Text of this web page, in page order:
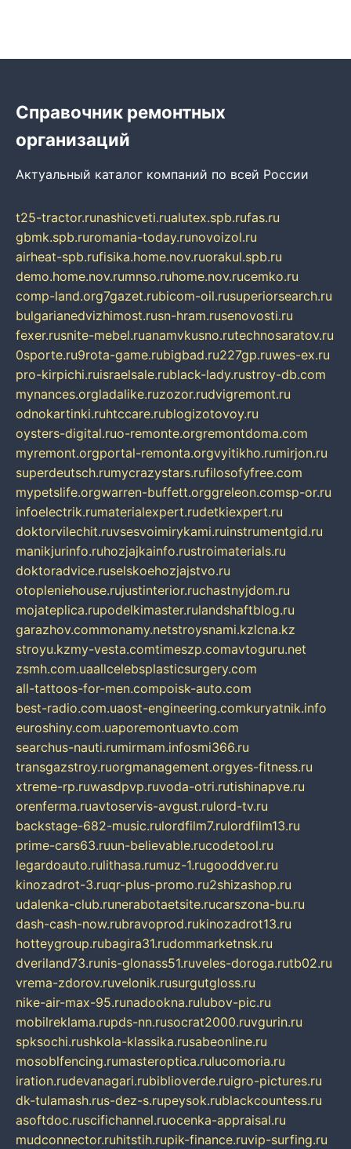
Справочник ремонтных
организаций
Актуальный каталог компаний по всей России
t25-tractor.runashicveti.rualutex.spb.rufas.ru
gbmk.spb.ruromania-today.runovoizol.ru
airheat-spb.rufisika.home.nov.ruorakul.spb.ru
demo.home.nov.rumnso.ruhome.nov.rucemko.ru
comp-land.org7gazet.rubicom-oil.rusuperiorsearch.ru
bulgarianedvizhimost.rusn-hram.rusenovosti.ru
fexer.rusnite-mebel.ruanamvkusno.rutechnosaratov.ru
0sporte.ru9rota-game.rubigbad.ru227gp.ruwes-ex.ru
pro-kirpichi.ruisraelsale.rublack-lady.rustroy-db.com
mynances.orgladalike.ruzozor.rudvigremont.ru
odnokartinki.ruhtccare.rublogizotovoy.ru
oysters-digital.ruo-remonte.orgremontdoma.com
myremont.orgportal-remonta.orgvyitikho.rumirjon.ru
superdeutsch.rumycrazystars.rufilosofyfree.com
mypetslife.orgwarren-buffett.orggreleon.comsp-or.ru
infoelectrik.rumaterialexpert.rudetkiexpert.ru
doktorvilechit.ruvsesvoimirykami.ruinstrumentgid.ru
manikjurinfo.ruhozjajkainfo.rustroimaterials.ru
doktoradvice.ruselskoehozjajstvo.ru
otopleniehouse.rujustinterior.ruchastnyjdom.ru
mojateplica.rupodelkimaster.rulandshaftblog.ru
garazhov.commonamy.netstroysnami.kzlcna.kz
stroyu.kzmy-vesta.comtimeszp.comavtoguru.net
zsmh.com.uaallcelebsplasticsurgery.com
all-tattoos-for-men.compoisk-auto.com
best-radio.com.uaost-engineering.comkuryatnik.info
euroshiny.com.uaporemontuavto.com
searchus-nauti.rumirmam.infosmi366.ru
transgazstroy.ruorgmanagement.orgyes-fitness.ru
xtreme-rp.ruwasdpvp.ruvoda-otri.rutishinapve.ru
orenferma.ruavtoservis-avgust.rulord-tv.ru
backstage-682-music.rulordfilm7.rulordfilm13.ru
prime-cars63.ruun-believable.rucodetool.ru
legardoauto.rulithasa.rumuz-1.rugooddver.ru
kinozadrot-3.ruqr-plus-promo.ru2shizashop.ru
udalenka-club.runerabotaetsite.rucarszona-bu.ru
dash-cash-now.rubravoprod.rukinozadrot13.ru
hotteygroup.rubagira31.rudommarketnsk.ru
dveriland73.runis-glonass51.ruveles-doroga.rutb02.ru
vrema-zdorov.ruvelonik.rusurgutgloss.ru
nike-air-max-95.runadookna.rulubov-pic.ru
mobilreklama.rupds-nn.rusocrat2000.ruvgurin.ru
spksochi.rushkola-klassika.rusabeonline.ru
mosoblfencing.rumasteroptica.rulucomoria.ru
iration.rudevanagari.rubiblioverde.ruigro-pictures.ru
dk-tulamash.rus-dez-s.rupeysok.rublackcountess.ru
asoftdoc.ruscifichannel.ruocenka-appraisal.ru
mudconnector.ruhitstih.rupik-finance.ruvip-surfing.ru